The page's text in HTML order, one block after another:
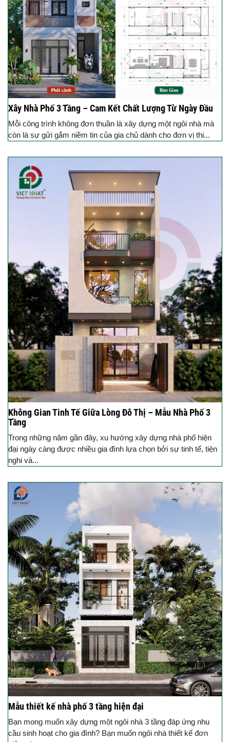
Xây Nhà Phố 3 Tầng – Cam Kết Chất Lượng Từ Ngày Đầu
Mỗi công trình không đơn thuần là xây dựng một ngôi nhà mà
còn là sự gửi gắm niềm tin của gia chủ dành cho đơn vị thi...
Không Gian Tinh Tế Giữa Lòng Đô Thị – Mẫu Nhà Phố 3
Tầng
Trong những năm gần đây, xu hướng xây dựng nhà phố hiện
đại ngày càng được nhiều gia đình lựa chọn bởi sự tinh tế, tiện
nghi và...
Mẫu thiết kế nhà phố 3 tầng hiện đại
Bạn mong muốn xây dựng một ngôi nhà 3 tầng đáp ứng nhu
cầu sinh hoạt cho gia đình? Bạn muốn ngôi nhà thiết kế đơn